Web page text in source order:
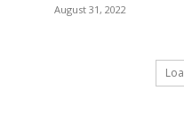
August 31, 2022